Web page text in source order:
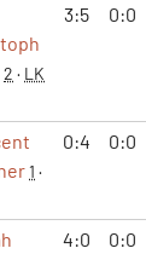
2 · LK
3:5 0:0
1 ·
0:4 0:0
4:0 0:0